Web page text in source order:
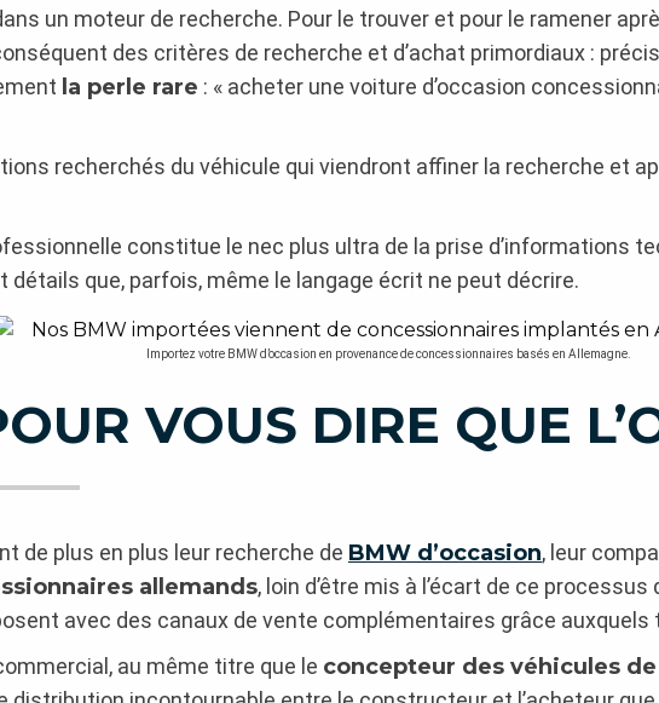
un moteur de recherche. Pour le trouver et pour le ramener
des critères de recherche et d’achat primordiaux :
la perle rare : « acheter une voiture d’occasion
recherchés du véhicule qui viendront affiner la recherche et
constitue le nec plus ultra de la prise d’informations
que, parfois, même le langage écrit ne peut décrire.
Importez votre BMW d’occasion en provenance de concessionnaires basés en Allemagne.
VOUS DIRE QUE
de plus en plus leur recherche de BMW d’occasion, leur
allemands, loin d’être mis à l’écart de ce
avec des canaux de vente complémentaires grâce auxquels
au même titre que le concepteur des véhicules de